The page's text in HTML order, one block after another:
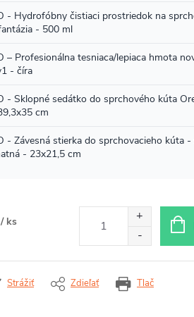
/ ks
Tlač
Strážiť Zdieľať